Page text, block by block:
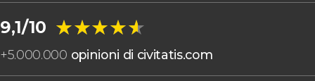
9,1/10 ★★★★★
★★★★★
+5.000.000 opinioni di civitatis.com